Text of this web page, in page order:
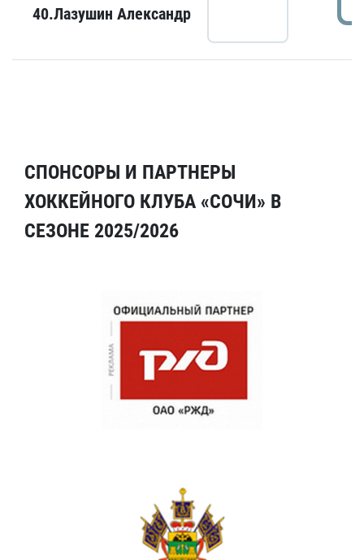
40.Лазушин Александр
СПОНСОРЫ И ПАРТНЕРЫ
ХОККЕЙНОГО КЛУБА «СОЧИ» В
СЕЗОНЕ 2025/2026